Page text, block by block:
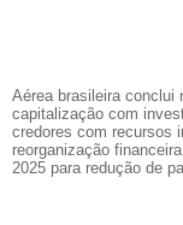
Aérea brasileira conclui
capitalização com
credores com recursos
reorganização
2025 para redução de